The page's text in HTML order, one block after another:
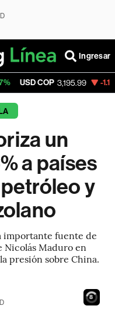
Ingresar
3,195.99 -1.14% Tesla
un
a países
y
importante fuente de
Nicolás Maduro en
presión sobre China.
7